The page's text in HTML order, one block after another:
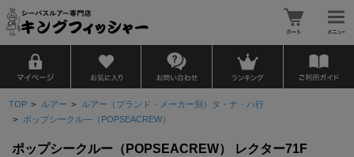
TOP > ルアー > ルアー（ブランド・メーカー別）タ・ナ・ハ行
> ポップシークル―（POPSEACREW）
ポップシークルー（POPSEACREW） レクター71F